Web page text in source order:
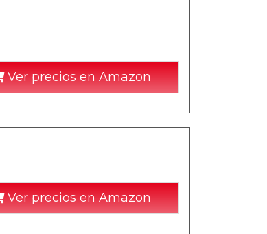
Ver precios en Amazon
Ver precios en Amazon